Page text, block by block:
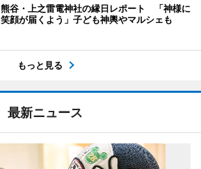
熊谷・上之雷電神社の縁日レポート 「神様に
笑顔が届くよう」子ども神輿やマルシェも
もっと見る
最新ニュース